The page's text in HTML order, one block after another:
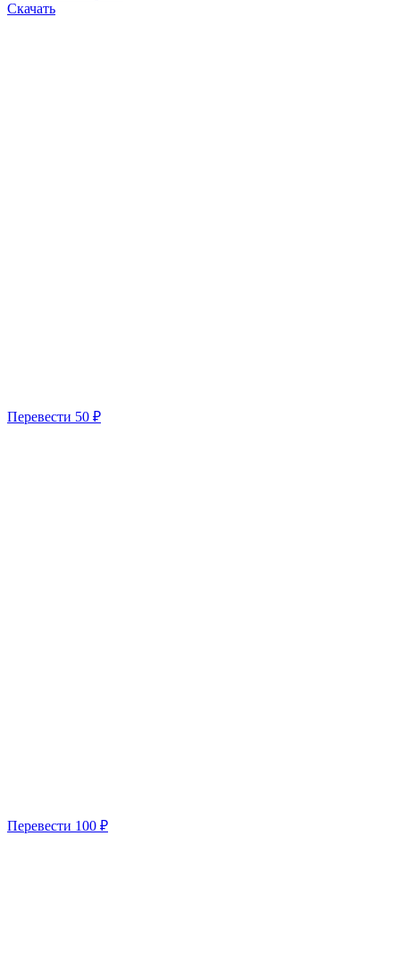
Скачать
Перевести 50 ₽
Перевести 100 ₽